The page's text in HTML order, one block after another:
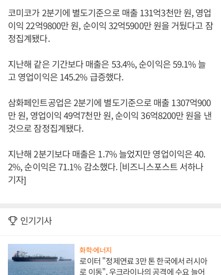
코미코가 2분기에 별도기준으로 매출 131억3천만 원, 영업
이익 22억9800만 원, 순이익 32억5900만 원을 거뒀다고 잠
정집계됐다.
지난해 같은 기간보다 매출은 53.4%, 순이익은 59.1% 늘
고 영업이익은 145.2% 급증했다.
삼화페인트공업은 2분기에 별도기준으로 매출 1307억900
만 원, 영업이익 49억7천만 원, 순이익 36억8200만 원을 낸
것으로 잠정집계됐다.
지난해 2분기보다 매출은 1.7% 늘었지만 영업이익은 40.
2%, 순이익은 71.1% 감소했다. [비즈니스포스트 서하나
기자]
인기기사
화학·에너지
로이터 "정제연료 3만 톤 한국에서 러시아
로 이동", 우크라이나의 공격에 수요 늘어